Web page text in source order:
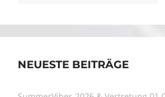
NEUESTE BEITRÄGE